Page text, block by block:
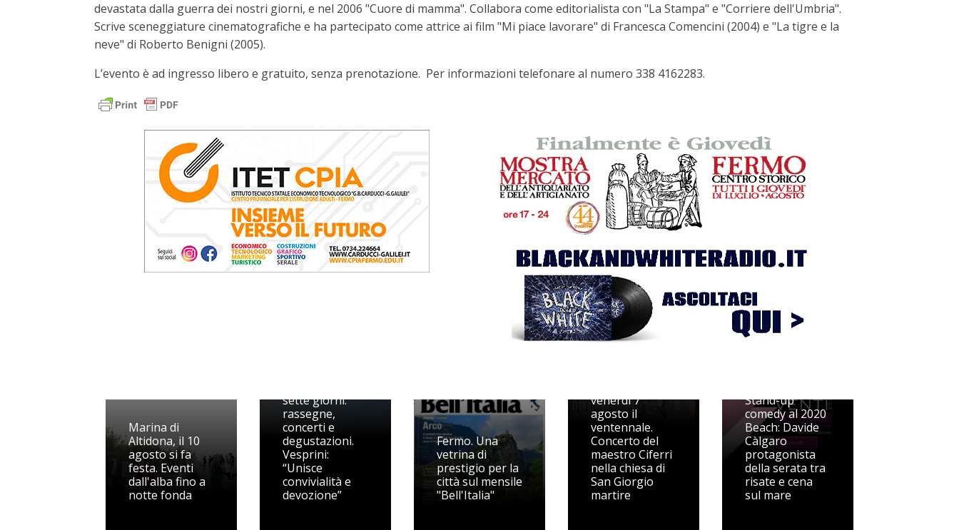
devastata dalla guerra dei nostri giorni, e nel 2006 "Cuore di mamma". Collabora come editorialista con "La Stampa" e "Corriere dell'Umbria".
Scrive sceneggiature cinematografiche e ha partecipato come attrice ai film "Mi piace lavorare" di Francesca Comencini (2004) e "La tigre e la
neve" di Roberto Benigni (2005).
L’evento è ad ingresso libero e gratuito, senza prenotazione. Per informazioni telefonare al numero 338 4162283.
Marina di
Altidona, il 10
agosto si fa
festa. Eventi
dall'alba fino a
notte fonda
sette giorni:
rassegne,
concerti e
degustazioni.
Vesprini:
“Unisce
convivialità e
devozione”
Fermo. Una
vetrina di
prestigio per la
città sul mensile
"Bell'Italia"
venerdì 7
agosto il
ventennale.
Concerto del
maestro Ciferri
nella chiesa di
San Giorgio
martire
Stand-up
comedy al 2020
Beach: Davide
Càlgaro
protagonista
della serata tra
risate e cena
sul mare